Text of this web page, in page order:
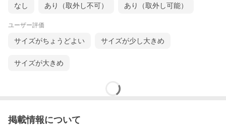
なし あり（取外し不可） あり（取外し可能）
ユーザー評価
サイズがちょうどよい サイズが少し大きめ
サイズが大きめ
掲載情報について